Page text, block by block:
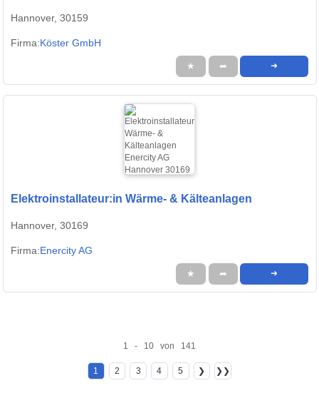
Hannover, 30159
Firma:Köster GmbH
★ ➦ ➜
Elektroinstallateur:in Wärme- & Kälteanlagen
Hannover, 30169
Firma:Enercity AG
★ ➦ ➜
1 - 10 von 141
1 2 3 4 5 ❯ ❯❯